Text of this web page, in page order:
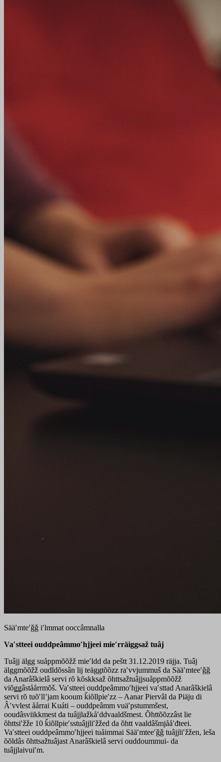
Sääʹmteʹǧǧ iʹlmmat ooccâmnalla
Vaʹstteei ouddpeâmmoʹhjjeei mieʹrräiggsaž tuâj
Tuâjj älgg suåppmõõžž mieʹldd da peštt 31.12.2019 räjja. Tuâj
älggmõõžž oudldõssân lij teäggtõõzz raʹvvjummuš da Sääʹmteeʹǧǧ
da Anarâškielâ servi rõ kõskksaž õhttsažtuâjjsuåppmõõžž
viõǥǥâståårrmõš. Vaʹstteei ouddpeâmmoʹhjjeei vaʹsttad Anarâškielâ
servi rõ tuõʹllʼjam kooum ǩiõllpieʹzz – Aanar Piervâl da Piäju di
Âʹvvlest åårrai Kuáti – ouddpeâmm vuäʹpstummšest,
ooudâsviikkmest da tuâjjlažkåʹddvaaldšmest. Õhttõõzzâst lie
õhttsiʹžže 10 ǩiõllpieʹsstuâjjliʹžžed da õhtt vaaldâšmjååʹđteei.
Vaʹstteei ouddpeâmmoʹhjjeei tuåimmai Sääʹmteeʹǧǧ tuâjjliʹžžen, leša
õõldâs õhttsažtuâjast Anarâškielâ servi ouddoummui- da
tuâjjlaivuiʹm.